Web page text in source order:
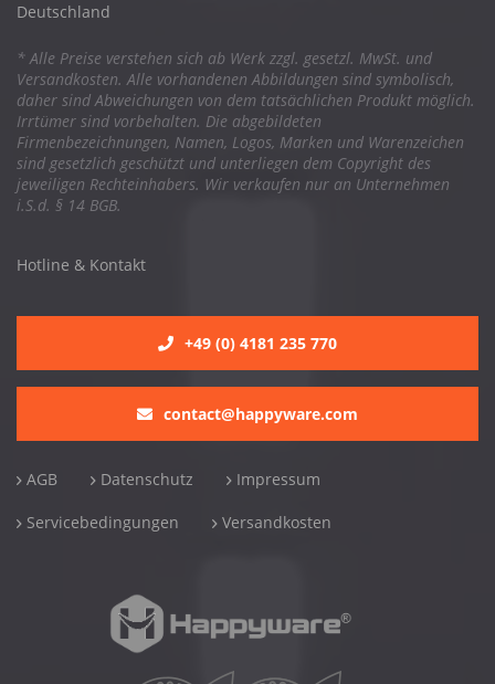
Deutschland
* Alle Preise verstehen sich ab Werk zzgl. gesetzl. MwSt. und
Versandkosten. Alle vorhandenen Abbildungen sind symbolisch,
daher sind Abweichungen von dem tatsächlichen Produkt möglich.
Irrtümer sind vorbehalten. Die abgebildeten
Firmenbezeichnungen, Namen, Logos, Marken und Warenzeichen
sind gesetzlich geschützt und unterliegen dem Copyright des
jeweiligen Rechteinhabers. Wir verkaufen nur an Unternehmen
i.S.d. § 14 BGB.
Hotline & Kontakt
+49 (0) 4181 235 770
contact@happyware.com
AGB Datenschutz Impressum
Servicebedingungen Versandkosten